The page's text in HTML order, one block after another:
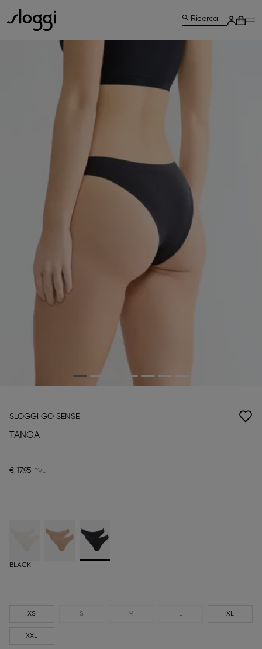
Ricerca
SLOGGI GO SENSE
TANGA
€ 17,95
BLACK
XS S M L XL
XXL